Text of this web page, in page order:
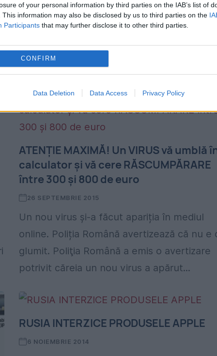
of your personal information by third parties on the IAB’s list of
This information may also be disclosed by us to third parties on the
Participants that may further disclose it to other third parties.
CONFIRM
Data Deletion Data Access Privacy Policy
ATENȚIE MAXIMĂ! Un VIRUS vă umblă
calculator și vă cere RĂSCUMPĂRARE
între 300 și 800 de euro
26 SEPTEMBRIE 2015
Un nou virus și-a făcut apariția în mediul
online. Poliția Română avertizează că nu e
glumit. Poliţia Română a emis o avertizare
potrivit căreia un nou virus a apărut...
RUSIA INTERZICE PRODUSELE APPLE
6 NOIEMBRIE 2014